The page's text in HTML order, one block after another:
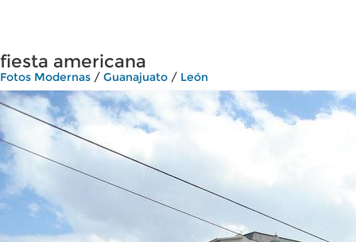
fiesta americana
Fotos Modernas / Guanajuato / León